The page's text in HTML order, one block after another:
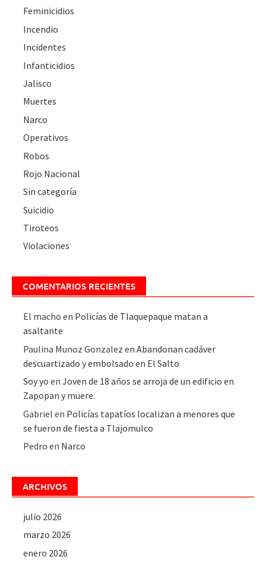
Feminicidios
Incendio
Incidentes
Infanticidios
Jalisco
Muertes
Narco
Operativos
Robos
Rojo Nacional
Sin categoría
Suicidio
Tiroteos
Violaciones
COMENTARIOS RECIENTES
El macho en Policías de Tlaquepaque matan a
asaltante
Paulina Munoz Gonzalez enAbandonan cadáver
descuartizado y embolsado en El Salto
Soy yo enJoven de 18 años se arroja de un edificio en
Zapopan y muere.
Gabriel en Policías tapatíos localizan a menores que
se fueron de fiesta a Tlajomulco
Pedro en Narco
ARCHIVOS
julio 2026
marzo 2026
enero 2026